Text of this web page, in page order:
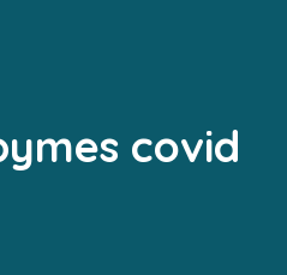
covid